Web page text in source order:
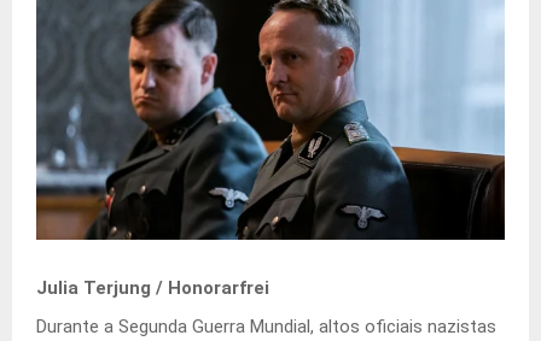
Julia Terjung / Honorarfrei
Durante a Segunda Guerra Mundial, altos oficiais nazistas